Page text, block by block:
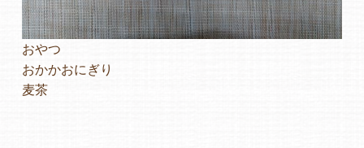
ヒーローズきっず園田
ヒーローズにしのみや保育園
ヒーローズ旭保育園
おやつ
おかかおにぎり
麦茶